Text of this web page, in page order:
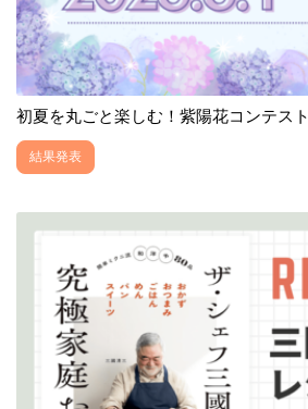
初夏を丸ごと楽しむ！紫陽花コンテスト
結果発表